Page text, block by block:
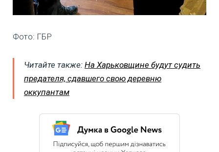
Фото: ГБР
Читайте также: На Харьковщине будут судить
предателя, сдавшего свою деревню
оккупантам